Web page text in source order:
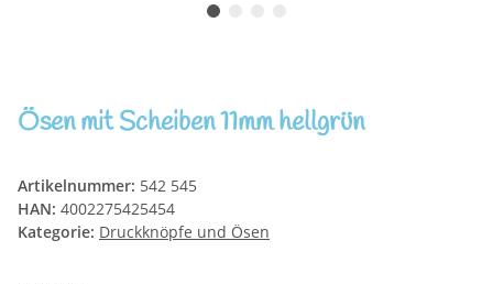
Ösen mit Scheiben 11mm hellgrün
Artikelnummer: 542 545
HAN: 4002275425454
Kategorie: Druckknöpfe und Ösen